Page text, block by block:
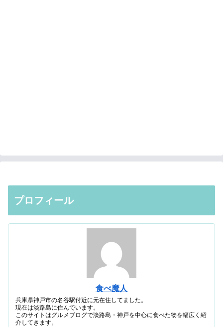
プロフィール
食べ魔人
兵庫県神戸市の名谷駅付近に元在住してました。
現在は淡路島に住んでいます。
このサイトはグルメブログで淡路島・神戸を中心に食べた物を幅広く紹
介してきます。